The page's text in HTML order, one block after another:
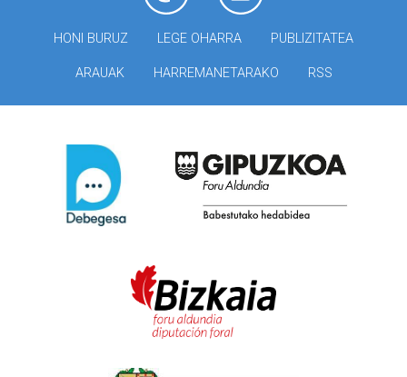
HONI BURUZ LEGE OHARRA PUBLIZITATEA
ARAUAK HARREMANETARAKO RSS